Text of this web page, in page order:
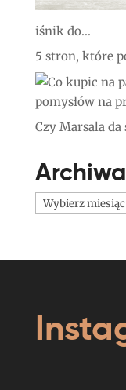
iśnik do...
5 stron, które
pomysłów na
Czy Marsala
Archiwa
Archiwa